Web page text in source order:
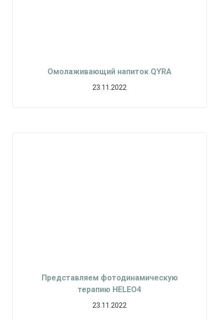
Омолаживающий напиток QYRA
23.11.2022
Представляем фотодинамическую
терапию HELEO4
23.11.2022